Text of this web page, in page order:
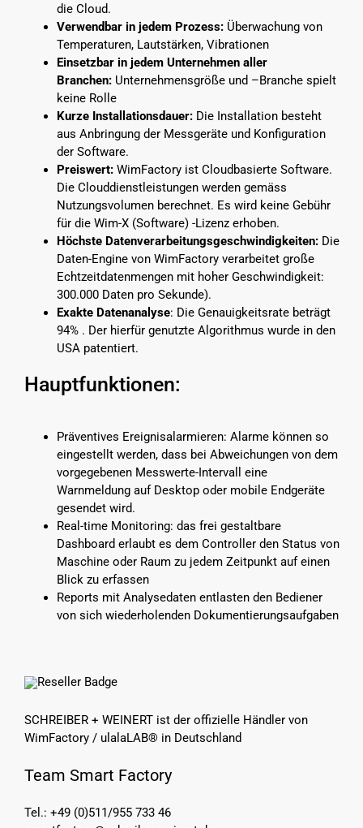
die Cloud.
Verwendbar in jedem Prozess:Überwachung von
Temperaturen, Lautstärken, Vibrationen
Einsetzbar in jedem Unternehmen aller
Branchen:Unternehmensgröße und –Branche spielt
keine Rolle
Kurze Installationsdauer: Die Installation besteht
aus Anbringung der Messgeräte und Konfiguration
der Software.
Preiswert:WimFactory ist Cloudbasierte Software.
Die Clouddienstleistungen werden gemäss
Nutzungsvolumen berechnet. Es wird keine Gebühr
für die Wim-X (Software) -Lizenz erhoben.
Höchste Datenverarbeitungsgeschwindigkeiten:Die
Daten-Engine von WimFactory verarbeitet große
Echtzeitdatenmengen mit hoher Geschwindigkeit:
300.000 Daten pro Sekunde).
Exakte Datenanalyse: Die Genauigkeitsrate beträgt
94% . Der hierfür genutzte Algorithmus wurde in den
USA patentiert.
Hauptfunktionen:
Präventives Ereignisalarmieren: Alarme können so
eingestellt werden, dass bei Abweichungen von dem
vorgegebenen Messwerte-Intervall eine
Warnmeldung auf Desktop oder mobile Endgeräte
gesendet wird.
Real-time Monitoring: das frei gestaltbare
Dashboard erlaubt es dem Controller den Status von
Maschine oder Raum zu jedem Zeitpunkt auf einen
Blick zu erfassen
Reports mit Analysedaten entlasten den Bediener
von sich wiederholenden Dokumentierungsaufgaben
SCHREIBER + WEINERT ist der offizielle Händler von
WimFactory / ulalaLAB® in Deutschland
Team Smart Factory
Tel.: +49 (0)511/955 733 46